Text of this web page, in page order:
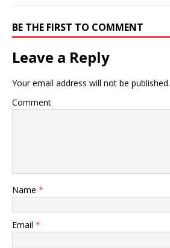
BE THE FIRST TO COMMENT
Leave a Reply
Your email address will not be published.
Comment
Name *
Email *